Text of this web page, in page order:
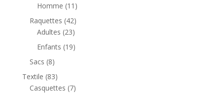
Homme (11)
Raquettes (42)
Adultes (23)
Enfants (19)
Sacs (8)
Textile (83)
Casquettes (7)